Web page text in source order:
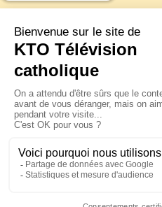
La visite
XIV à
jeudi 6 août
Le pape
Pérou du
© KTO 2026 —Contact